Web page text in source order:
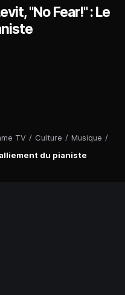
TV / Culture / Musique /
du pianiste
"No Fear!" : Le